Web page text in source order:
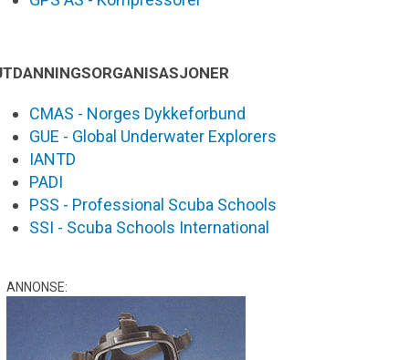
CMAS - Norges Dykkeforbund
GUE - Global Underwater Explorers
IANTD
PADI
PSS - Professional Scuba Schools
SSI - Scuba Schools International
ANNONSE: